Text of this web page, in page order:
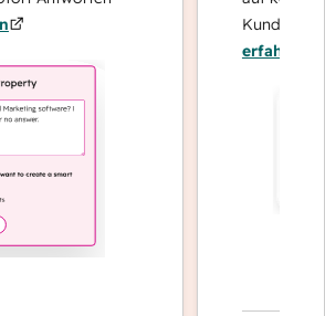
erfahren